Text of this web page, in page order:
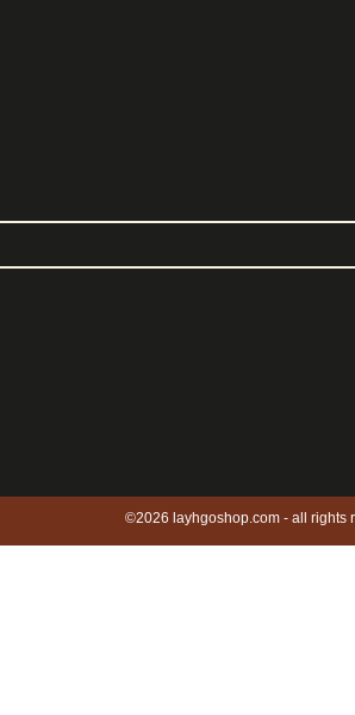
©2026 layhgoshop.com - all rights